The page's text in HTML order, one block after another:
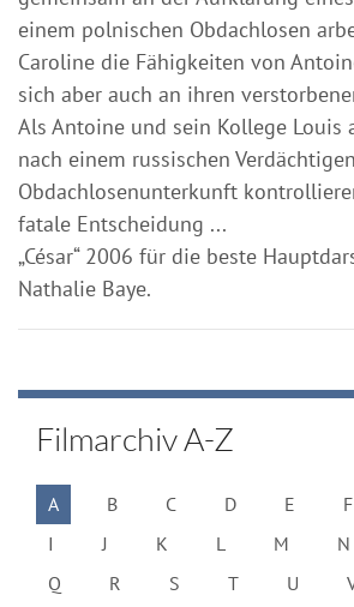
einem polnischen Obdachlosen
Caroline die Fähigkeiten von
sich aber auch an ihren
Als Antoine und sein Kollege Louis
nach einem russischen
Obdachlosenunterkunft
fatale Entscheidung ...
„César“ 2006 für die beste
Nathalie Baye.
Filmarchiv A-Z
A B C D E F
I
J K L M N
Q
R S T U